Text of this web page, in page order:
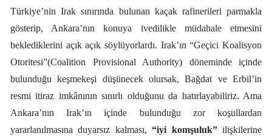
Türkiye’nin Irak sınırında bulunan kaçak rafinerileri parmakla
gösterip, Ankara’nın konuya ivedilikle müdahale etmesini
beklediklerini açık açık söylüyorlardı. Irak’ın “Geçici Koalisyon
Otoritesi”(Coalition Provisional Authority) döneminde içinde
bulunduğu keşmekeşi düşünecek olursak, Bağdat ve Erbil’in
resmi itiraz imkânının sınırlı olduğunu da hatırlayabiliriz. Ama
Ankara’nın Irak’ın içinde bulunduğu zor koşullardan
yararlanılmasına duyarsız kalması,“iyi komşuluk”ilişkilerine